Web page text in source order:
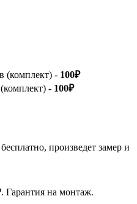
(комплект) - 100₽
- 100₽
произведет замер и
Гарантия на монтаж.